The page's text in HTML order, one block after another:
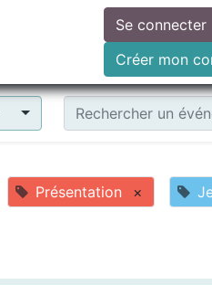
Faire un don
Se connecter
Créer mon
Présentation ×